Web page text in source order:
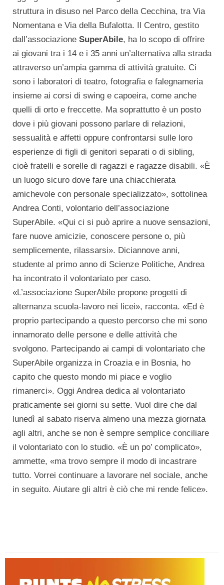
struttura in disuso nel Parco della Cecchina, tra Via
Nomentana e Via della Bufalotta. Il Centro, gestito
dall’associazione SuperAbile, ha lo scopo di offrire
ai giovani tra i 14 e i 35 anni un’alternativa alla strada
attraverso un’ampia gamma di attività gratuite. Ci
sono i laboratori di teatro, fotografia e falegnameria
insieme ai corsi di swing e capoeira, come anche
quelli di orto e freccette. Ma soprattutto è un posto
dove i più giovani possono parlare di relazioni,
sessualità e affetti oppure confrontarsi sulle loro
esperienze di figli di genitori separati o di sibling,
cioè fratelli e sorelle di ragazzi e ragazze disabili. «È
un luogo sicuro dove fare una chiacchierata
amichevole con personale specializzato», sottolinea
Andrea Conti, volontario dell’associazione
SuperAbile. «Qui ci si può aprire a nuove sensazioni,
fare nuove amicizie, conoscere persone o, più
semplicemente, rilassarsi». Diciannove anni,
studente al primo anno di Scienze Politiche, Andrea
ha incontrato il volontariato per caso.
«L’associazione SuperAbile propone progetti di
alternanza scuola-lavoro nei licei», racconta. «Ed è
proprio partecipando a questo percorso che mi sono
innamorato delle persone e delle attività che
svolgono. Partecipando ai campi di volontariato che
SuperAbile organizza in Croazia e in Bosnia, ho
capito che questo mondo mi piace e voglio
rimanerci». Oggi Andrea dedica al volontariato
praticamente sei giorni su sette. Vuol dire che dal
lunedì al sabato riserva almeno una mezza giornata
agli altri, anche se non è sempre semplice conciliare
il volontariato con lo studio. «È un po’ complicato»,
ammette, «ma trovo sempre il modo di incastrare
tutto. Vorrei continuare a lavorare nel sociale, anche
in seguito. Aiutare gli altri è ciò che mi rende felice».